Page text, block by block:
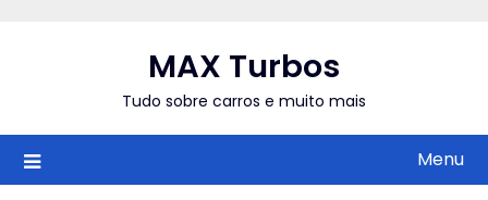
MAX Turbos
Tudo sobre carros e muito mais
Menu